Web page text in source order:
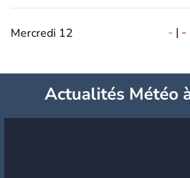
Mercredi 12 - | -
Actualités Météo